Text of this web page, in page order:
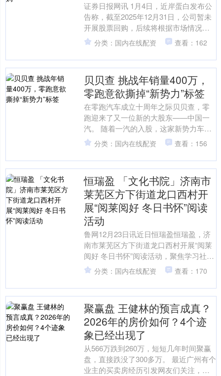
证券日报网讯 1月4日，近岸蛋白发布公
告称，截至2025年12月31日，公司暂未
开展股票回购，后续将根据市场情况择
机实施本次回购计划。....
分类：国内在线配资 查看：162
贝贝查 挑战年销量400万，
零跑意欲撕掉“新势力”标签
在零跑汽车成立十周年之际贝贝查，零
跑迎来了又一位新的大股东——中国一
汽。 随着一汽的入股，这家新势力车企
将携手两大重量级车企（一汽和
Stellantis）迎来自....
分类：国内在线配资 查看：156
恒瑞盈 「文化书院」济南市
莱芜区方下街道龙口西村开
展“阅莱阅好 冬日书怀”阅读
活动
鲁网12月23日讯近日恒瑞盈恒瑞盈，济
南市莱芜区方下街道龙口西村开展“阅莱
阅好 冬日书怀”阅读活动，聚焦学习社会
主义核心价值观，为村民们带来了一场
思想与文化的盛....
分类：国内在线配资 查看：170
聚赢盘 王健林的预言成真？
2026年的房价如何？4个迹
象已经出现了
从566万跌到260万，短短几年时间聚赢
盘，直接跌没了300多万。 最近广州有个
业主的买卖房经历引发网友们关注，天